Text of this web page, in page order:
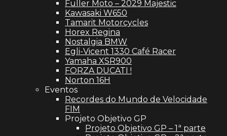
Fuller Moto – 2029 Majestic
Kawasaki W650
Tamarit Motorcycles
Horex Regina
Nostalgia BMW
Egli-Vicent 1330 Café Racer
Yamaha XSR900
FORZA DUCATI !
Norton 16H
Eventos
Recordes do Mundo de Velocidade
FIM
Projeto Objetivo GP
Projeto Objetivo GP – 1ª parte